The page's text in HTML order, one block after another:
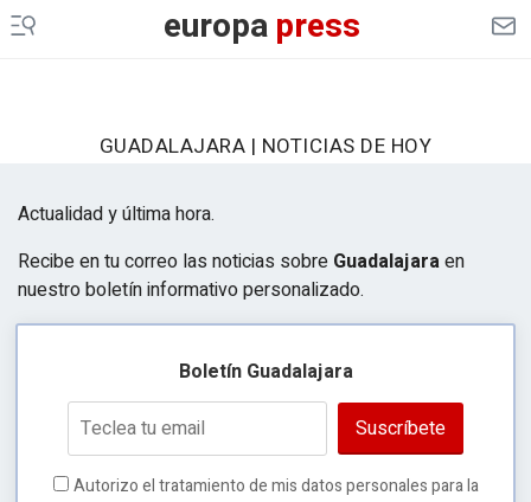
europapress
GUADALAJARA | NOTICIAS DE HOY
Actualidad y última hora.
Recibe en tu correo las noticias sobre Guadalajaraen
nuestro boletín informativo personalizado.
Boletín Guadalajara
Suscríbete
Autorizo el tratamiento de mis datos personales para la